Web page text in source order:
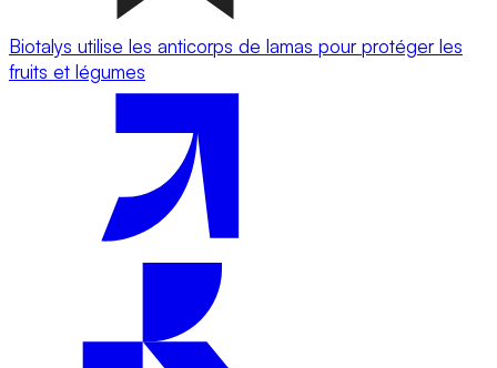
Biotalys utilise les anticorps de lamas pour protéger les
fruits et légumes